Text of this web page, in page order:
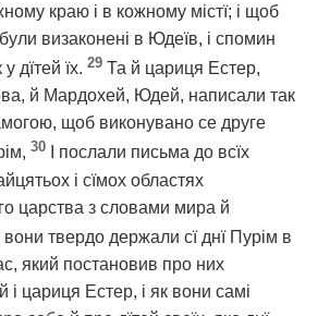
краю і в кожному містї; і щоб
визаконені в Юдеїв, і спомин
дїтей їх. 29 Та й цариця Естер,
й Мардохей, Юдей, написали так
щоб виконувано се друге
30
І послали письма до всїх
і сїмох областях
царства з словами мира й
твердо держали сї днї Пурім в
який постановив про них
цариця Естер, і як вони самі